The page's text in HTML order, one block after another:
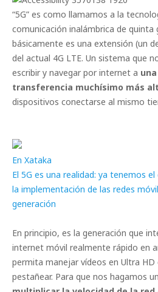
“5G” es como llamamos a la
comunicación inalámbrica de quinta
básicamente es una extensión (un
del actual 4G LTE. Un sistema que
escribir y navegar por internet a
transferencia muchísimo más
dispositivos conectarse al mismo
En Xataka
El 5G es una realidad: ya tenemos
la implementación de las redes
generación
En principio, es la generación que
internet móvil realmente rápido en
permita manejar vídeos en Ultra
pestañear. Para que nos hagamos